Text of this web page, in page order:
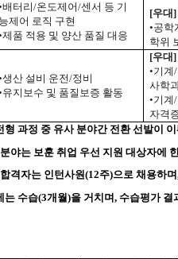
배터리/온도제어/센서 등 기
능제어 로직 구현
제품 적용 및 양산 품질 대응
[우대]
•공학
학위
생산 설비 운전/정비
유지보수 및 품질보증 활동
[우대]
•기계
사학
•기계
자격
형 과정 중 유사 분야간 전환 선발이
야는 보훈 취업 우선 지원 대상자에
격자는 인턴사원(12주)으로 채용하
는 수습(3개월)을 거치며, 수습평가